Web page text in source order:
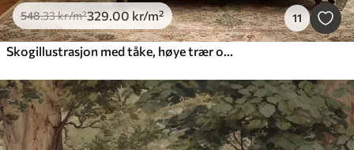
548.33kr/m²329.00 kr/m² 11
Skogillustrasjon med tåke, høye trær og en sti